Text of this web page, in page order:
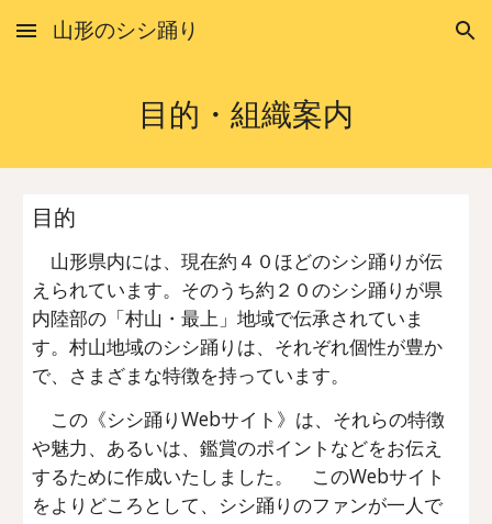
Skip to main content Skip to navigation
山形のシシ踊り
目的・組織案内
目的
山形県内には、現在約４０ほどのシシ踊りが伝
えられています。そのうち約２０のシシ踊りが県
内陸部の「村山・最上」地域で伝承されていま
す。村山地域のシシ踊りは、それぞれ個性が豊か
で、さまざまな特徴を持っています。
この《シシ踊りWebサイト》は、それらの特徴
や魅力、あるいは、鑑賞のポイントなどをお伝え
するために作成いたしました。 このWebサイト
をよりどころとして、シシ踊りのファンが一人で